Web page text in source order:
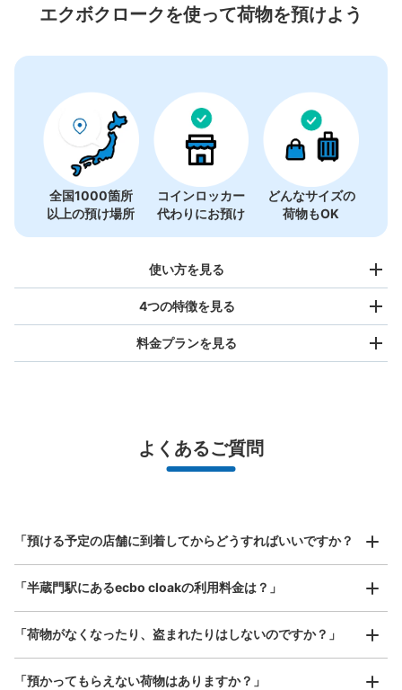
1件
クリームの自動販売機と飲料の自動券売機、セブン銀行
ATMがあります。
エクボクロークを使って荷物を預けよう
全国1000箇所
以上の預け場所
コインロッカー
代わりにお預け
どんなサイズの
荷物もOK
使い方を見る
スマホからお店と日時を
指定して事前予約
お店で荷物の写真を
4つの特徴を見る
全国1,000箇所以上と提携
好立地 / 好条件店舗も多数
料金プランを見る
最大辺が45cm未満の大きさのお荷物（リュック、ハンド
バッグ、お手荷物など）
¥800/ 日
器、ベビーカーなど）
よくあるご質問
「預ける予定の店舗に到着してからどうすればいいですか？
「半蔵門駅にあるecbo cloakの利用料金は？」
「荷物がなくなったり、盗まれたりはしないのですか？」
「預かってもらえない荷物はありますか？」